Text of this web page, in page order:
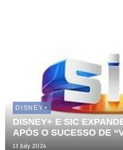
DISNEY+
DISNEY+ E SIC
APÓS O SUCESSO DE
13 July 2026